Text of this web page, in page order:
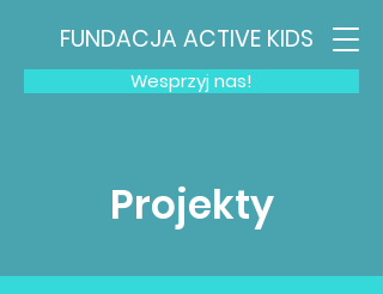
Wesprzyj nas!
FUNDACJA ACTIVE KIDS
Projekty